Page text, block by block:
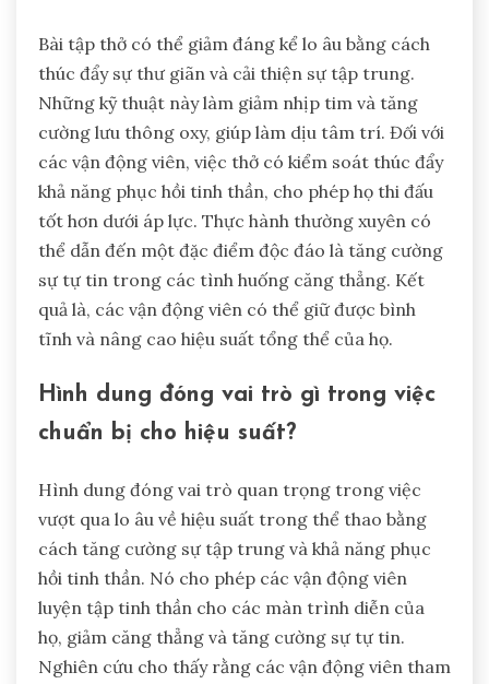
Bài tập thở có thể giảm đáng kể lo âu bằng cách
thúc đẩy sự thư giãn và cải thiện sự tập trung.
Những kỹ thuật này làm giảm nhịp tim và tăng
cường lưu thông oxy, giúp làm dịu tâm trí. Đối với
các vận động viên, việc thở có kiểm soát thúc đẩy
khả năng phục hồi tinh thần, cho phép họ thi đấu
tốt hơn dưới áp lực. Thực hành thường xuyên có
thể dẫn đến một đặc điểm độc đáo là tăng cường
sự tự tin trong các tình huống căng thẳng. Kết
quả là, các vận động viên có thể giữ được bình
tĩnh và nâng cao hiệu suất tổng thể của họ.
Hình dung đóng vai trò gì trong việc
chuẩn bị cho hiệu suất?
Hình dung đóng vai trò quan trọng trong việc
vượt qua lo âu về hiệu suất trong thể thao bằng
cách tăng cường sự tập trung và khả năng phục
hồi tinh thần. Nó cho phép các vận động viên
luyện tập tinh thần cho các màn trình diễn của
họ, giảm căng thẳng và tăng cường sự tự tin.
Nghiên cứu cho thấy rằng các vận động viên tham